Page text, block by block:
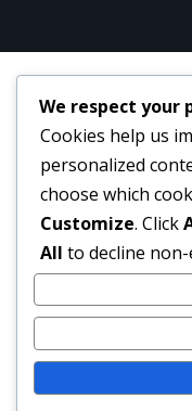
We respect your
Cookies help us
personalized
choose which
Customize. Click
All to decline